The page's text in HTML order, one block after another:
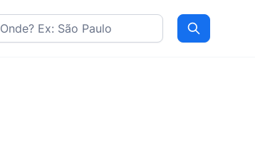
Procurar